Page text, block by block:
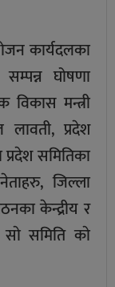
कार्यदलका
घोषणा
विकास मन्त्री
प्रदेश
प्रदेश समितिका
जिल्ला
केन्द्रीय र
समिति काे